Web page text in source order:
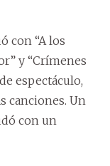
con “A los
y “Crímenes
espectáculo,
canciones. Un
con un